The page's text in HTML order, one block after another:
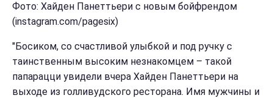
Фото: Хайден Панеттьери с новым бойфрендом
(instagram.com/pagesix)
"Босиком, со счастливой улыбкой и под ручку с
таинственным высоким незнакомцем – такой
папарацци увидели вчера Хайден Панеттьери на
выходе из голливудского ресторана. Имя мужчины и